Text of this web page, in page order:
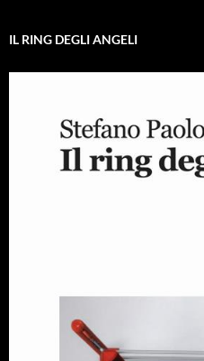
IL RING DEGLI ANGELI